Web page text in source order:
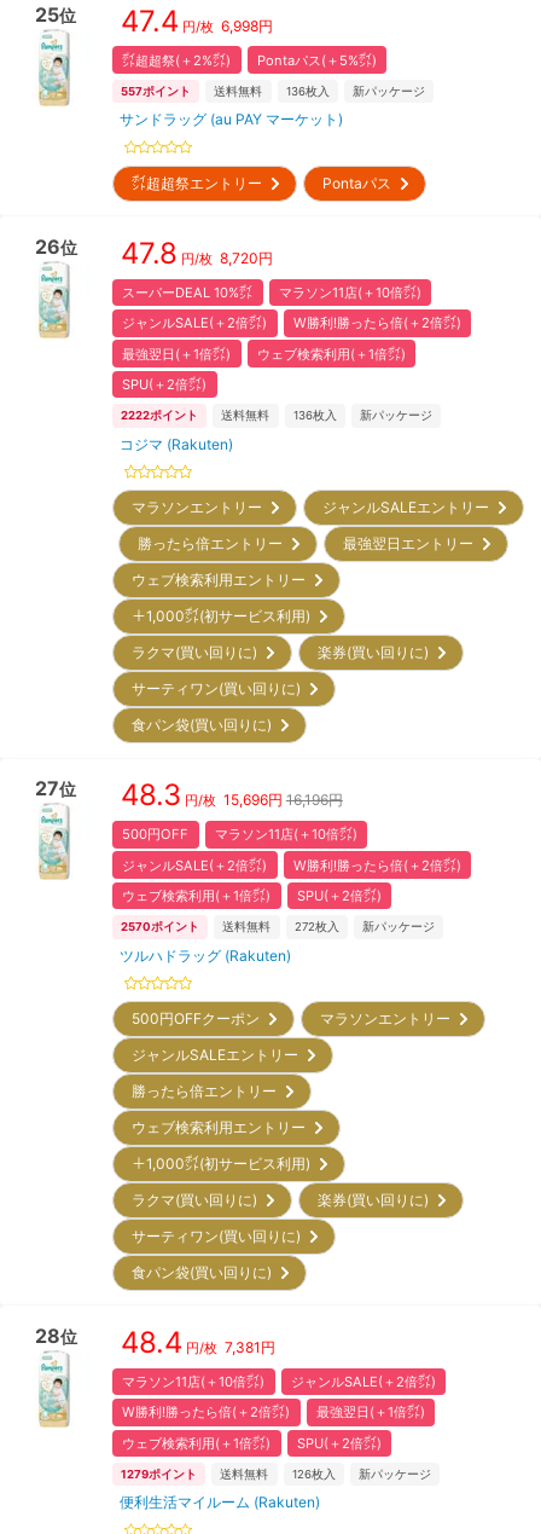
25位 47.4 円/枚 6,998円
㌽超超祭(＋2%㌽) Pontaパス(＋5%㌽)
557ポイント 送料無料 136枚入 新パッケージ
サンドラッグ (au PAY マーケット)
㌽超超祭エントリー Pontaパス
26位 47.8 円/枚 8,720円
スーパーDEAL 10%㌽
マラソン11店(＋10倍㌽)
ジャンルSALE(＋2倍㌽)
W勝利!勝ったら倍(＋2倍㌽)
最強翌日(＋1倍㌽)
ウェブ検索利用(＋1倍㌽)
SPU(＋2倍㌽)
2222ポイント 送料無料 136枚入 新パッケージ
コジマ (Rakuten)
マラソンエントリー
ジャンルSALEエントリー
勝ったら倍エントリー
最強翌日エントリー
ウェブ検索利用エントリー
＋1,000㌽(初サービス利用)
ラクマ(買い回りに)
楽券(買い回りに)
サーティワン(買い回りに)
食パン袋(買い回りに)
27位 48.3 円/枚 15,696円 16,196円
500円OFF
マラソン11店(＋10倍㌽)
ジャンルSALE(＋2倍㌽)
W勝利!勝ったら倍(＋2倍㌽)
ウェブ検索利用(＋1倍㌽)
SPU(＋2倍㌽)
2570ポイント 送料無料 272枚入 新パッケージ
ツルハドラッグ (Rakuten)
500円OFFクーポン
マラソンエントリー
ジャンルSALEエントリー
勝ったら倍エントリー
ウェブ検索利用エントリー
＋1,000㌽(初サービス利用)
ラクマ(買い回りに)
楽券(買い回りに)
サーティワン(買い回りに)
食パン袋(買い回りに)
28位 48.4 円/枚 7,381 円
マラソン11店(＋10倍㌽)
ジャンルSALE(＋2倍㌽)
W勝利!勝ったら倍(＋2倍㌽)
最強翌日(＋1倍㌽)
ウェブ検索利用(＋1倍㌽)
SPU(＋2倍㌽)
1279ポイント 送料無料 126枚入 新パッケージ
便利生活マイルーム (Rakuten)